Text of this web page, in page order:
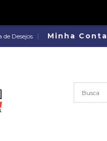
de Desejos Minha Conta